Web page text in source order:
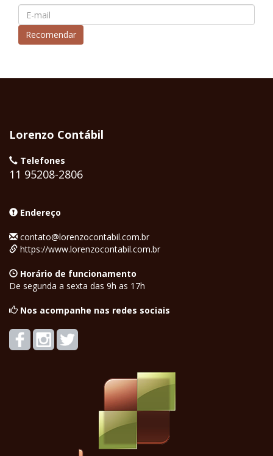
Lorenzo Contábil
Telefones
11 95208-2806
Endereço
contato@lorenzocontabil.com.br
https://www.lorenzocontabil.com.br
Horário de funcionamento
De segunda a sexta das 9h as 17h
Nos acompanhe nas redes sociais